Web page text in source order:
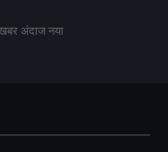
अंदाज नया